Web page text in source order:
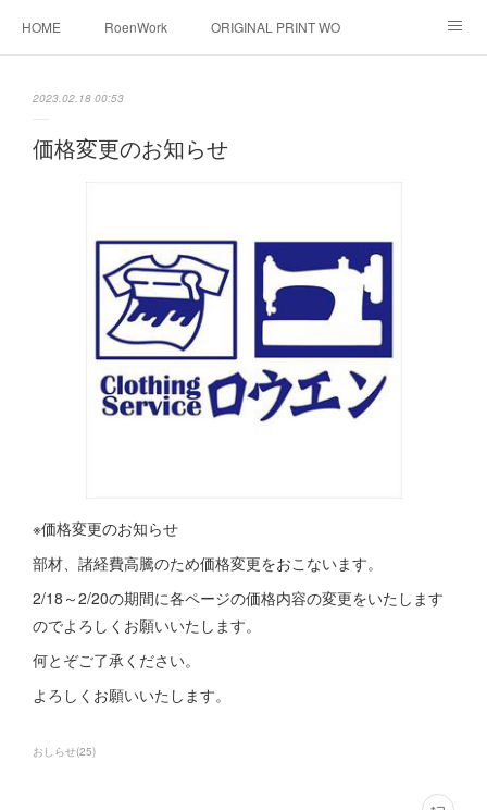
HOME RoenWork ORIGINAL PRINT WORK SHOP
転写（カッティングシート）
シルクスクリーン その他 お問い合わせ
そっくりさんマスク 画像提供方法 メデイア掲載
2023.02.18 00:53
価格変更のお知らせ
※価格変更のお知らせ
部材、諸経費高騰のため価格変更をおこないます。
2/18～2/20の期間に各ページの価格内容の変更をいたします
のでよろしくお願いいたします。
何とぞご了承ください。
よろしくお願いいたします。
おしらせ(25)